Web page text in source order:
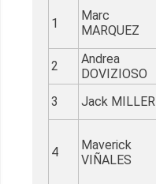
1
Marc
MARQUEZ
2
Andrea
DOVIZIOSO
3 Jack MILLER
4
Maverick
VIÑALES